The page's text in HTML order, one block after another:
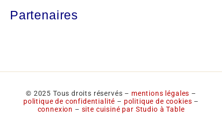
Partenaires
© 2025 Tous droits réservés – mentions légales –
politique de confidentialité – politique de cookies –
connexion – site cuisiné par Studio à Table